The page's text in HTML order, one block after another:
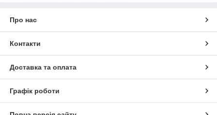
Про нас
Контакти
Доставка та оплата
Графік роботи